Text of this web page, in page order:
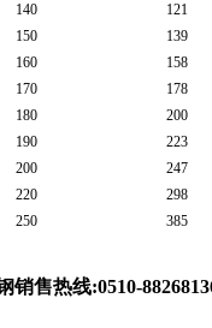
140
121
150
139
160
158
170
178
180
200
190
223
200
247
220
298
250
385
售热线:0510-